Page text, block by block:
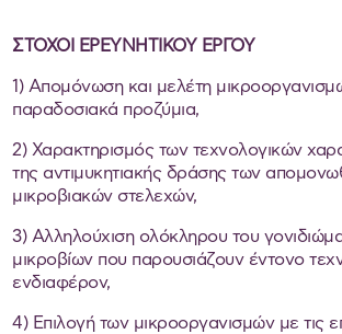
ΣΤΟΧΟΙ ΕΡΕΥΝΗΤΙΚΟΥ ΕΡΓΟΥ
1) Απομόνωση και μελέτη
παραδοσιακά προζύμια,
2) Χαρακτηρισμός των τεχνολογικών
της αντιμυκητιακής δράσης των
μικροβιακών στελεχών,
3) Αλληλούχιση ολόκληρου του
μικροβίων που παρουσιάζουν έντονο
ενδιαφέρον,
4) Επιλογή των μικροοργανισμών με τις